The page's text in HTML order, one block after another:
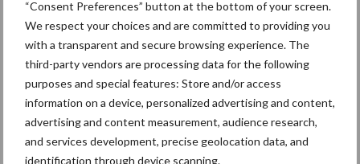
“Consent Preferences” button at the bottom of your screen.
We respect your choices and are committed to providing you
with a transparent and secure browsing experience. The
third-party vendors are processing data for the following
purposes and special features: Store and/or access
information on a device, personalized advertising and content,
advertising and content measurement, audience research,
and services development, precise geolocation data, and
identification through device scanning.
Bedrijfsnieuws
Ligbox &
Voerhekken